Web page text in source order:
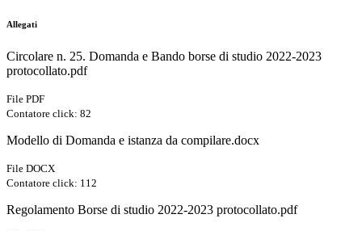
Allegati
Circolare n. 25. Domanda e Bando borse di studio 2022-2023
protocollato.pdf
File PDF
Contatore click: 82
Modello di Domanda e istanza da compilare.docx
File DOCX
Contatore click: 112
Regolamento Borse di studio 2022-2023 protocollato.pdf